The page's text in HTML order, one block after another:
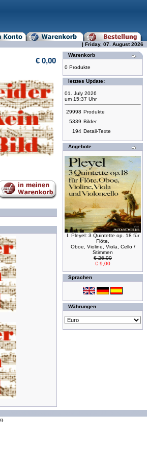
| Friday, 07. August 2026
€ 0,00
Warenkorb
0 Produkte
letztes Update:
01. July 2026
um 15:37 Uhr
29998 Produkte
5339 Bilder
194 Detail-Texte
Angebote
I. Pleyel: 3 Quintette op. 18 für
Flöte,
Oboe, Violine, Viola, Cello /
Stimmen
€ 26,00
€ 9,00
Sprachen
Währungen